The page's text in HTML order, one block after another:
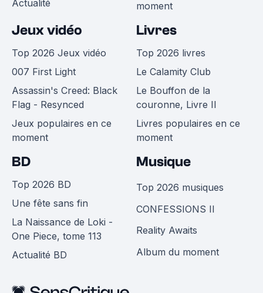
Actualité
moment
Jeux vidéo
Top 2026 Jeux vidéo
007 First Light
Assassin's Creed: Black
Flag - Resynced
Jeux populaires en ce
moment
Livres
Top 2026 livres
Le Calamity Club
Le Bouffon de la
couronne, Livre II
Livres populaires en ce
moment
BD
Top 2026 BD
Une fête sans fin
La Naissance de Loki -
One Piece, tome 113
Actualité BD
Musique
Top 2026 musiques
CONFESSIONS II
Reality Awaits
Album du moment